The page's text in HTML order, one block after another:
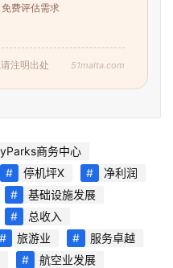
免费评估需求
注明出处 51malta.com
商务中心
停机坪X
净利润
基础设施发展
总收入
旅游业
服务卓越
航空业发展